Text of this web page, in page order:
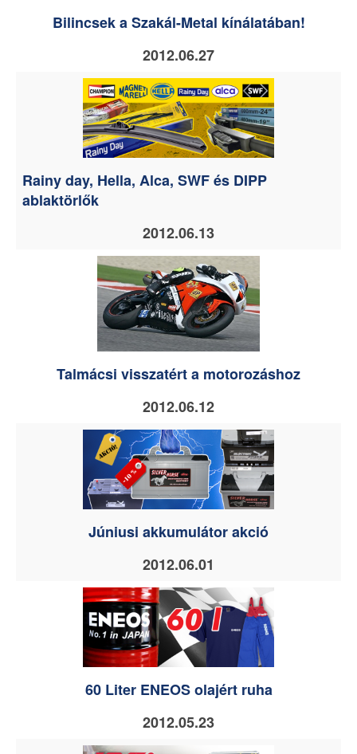
Bilincsek a Szakál-Metal kínálatában!
2012.06.27
Rainy day, Hella, Alca, SWF és DIPP
ablaktörlők
2012.06.13
Talmácsi visszatért a motorozáshoz
2012.06.12
Júniusi akkumulátor akció
2012.06.01
60 Liter ENEOS olajért ruha
2012.05.23